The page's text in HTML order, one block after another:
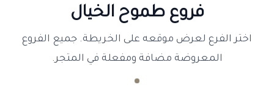
فروع طموح الخيال
اختر الفرع لعرض موقعه على الخريطة. جميع الفروع
المعروضة مضافة ومفعلة في المتجر.